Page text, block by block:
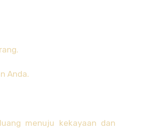
Anda.
menuju kekayaan dan